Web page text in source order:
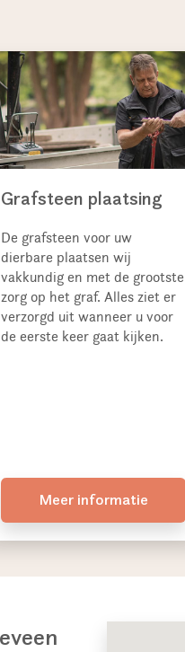
Grafsteen plaatsing
De grafsteen voor uw
dierbare plaatsen wij
vakkundig en met de grootste
zorg op het graf. Alles ziet er
verzorgd uit wanneer u voor
de eerste keer gaat kijken.
Meer informatie